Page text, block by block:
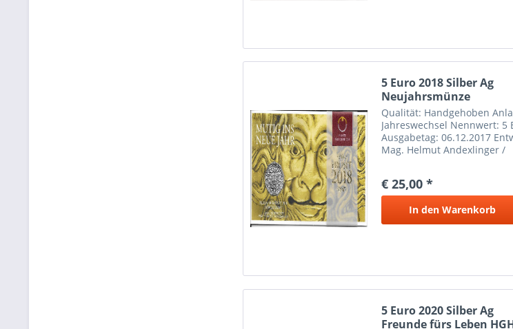
5 Euro 2018 Silber Ag
Neujahrsmünze
Löwenkraft...
Qualität: Handgehoben
Jahreswechsel Nennwert: 5
Ausgabetag: 06.12.2017
Mag. Helmut Andexlinger /
Feingewicht: 8,00 g
Gesamtgewicht: 10,00
€ 25,00 *
In den Warenkorb
5 Euro 2020 Silber Ag
Freunde fürs Leben